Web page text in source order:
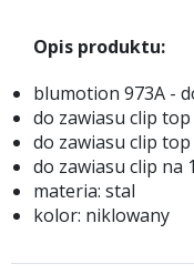
Opis produktu:
blumotion 973A -
do zawiasu clip
do zawiasu clip
do zawiasu clip na
materia: stal
kolor: niklowany